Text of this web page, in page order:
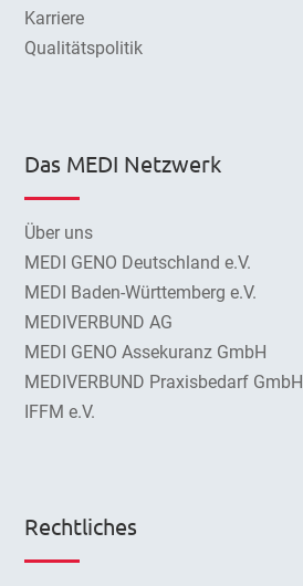
Karriere
Qualitätspolitik
Das MEDI Netzwerk
Über uns
MEDI GENO Deutschland e.V.
MEDI Baden-Württemberg e.V.
MEDIVERBUND AG
MEDI GENO Assekuranz GmbH
MEDIVERBUND Praxisbedarf GmbH
IFFM e.V.
Rechtliches